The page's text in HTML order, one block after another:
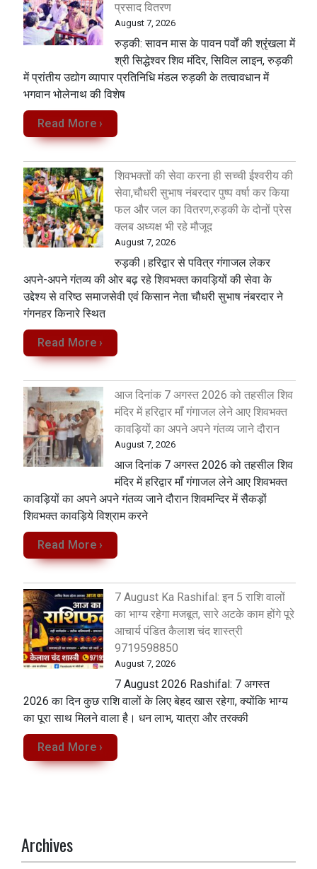
प्रसाद वितरण
August 7, 2026
​रुड़की: सावन मास के पावन पर्वों की श्रृंखला में
श्री सिद्धेश्वर शिव मंदिर, सिविल लाइन, रुड़की
में प्रांतीय उद्योग व्यापार प्रतिनिधि मंडल रुड़की के तत्वावधान में
भगवान भोलेनाथ की विशेष
Read More ›
शिवभक्तों की सेवा करना ही सच्ची ईश्वरीय की
सेवा,चौधरी सुभाष नंबरदार पुष्प वर्षा कर किया
फल और जल का वितरण,रुड़की के दोनों प्रेस
क्लब अध्यक्ष भी रहे मौजूद
August 7, 2026
रुड़की।हरिद्वार से पवित्र गंगाजल लेकर
अपने-अपने गंतव्य की ओर बढ़ रहे शिवभक्त कावड़ियों की सेवा के
उद्देश्य से वरिष्ठ समाजसेवी एवं किसान नेता चौधरी सुभाष नंबरदार ने
गंगनहर किनारे स्थित
Read More ›
आज दिनांक 7 अगस्त 2026 को तहसील शिव
मंदिर में हरिद्वार माँ गंगाजल लेने आए शिवभक्त
कावड़ियों का अपने अपने गंतव्य जाने दौरान
August 7, 2026
आज दिनांक 7 अगस्त 2026 को तहसील शिव
मंदिर में हरिद्वार माँ गंगाजल लेने आए शिवभक्त
कावड़ियों का अपने अपने गंतव्य जाने दौरान शिवमन्दिर में सैकड़ों
शिवभक्त कावड़िये विश्राम करने
Read More ›
7 August Ka Rashifal: इन 5 राशि वालों
का भाग्य रहेगा मजबूत, सारे अटके काम होंगे पूरे
आचार्य पंडित कैलाश चंद शास्त्री
9719598850
August 7, 2026
7 August 2026 Rashifal: 7 अगस्त
2026 का दिन कुछ राशि वालों के लिए बेहद खास रहेगा, क्योंकि भाग्य
का पूरा साथ मिलने वाला है। धन लाभ, यात्रा और तरक्की
Read More ›
Archives